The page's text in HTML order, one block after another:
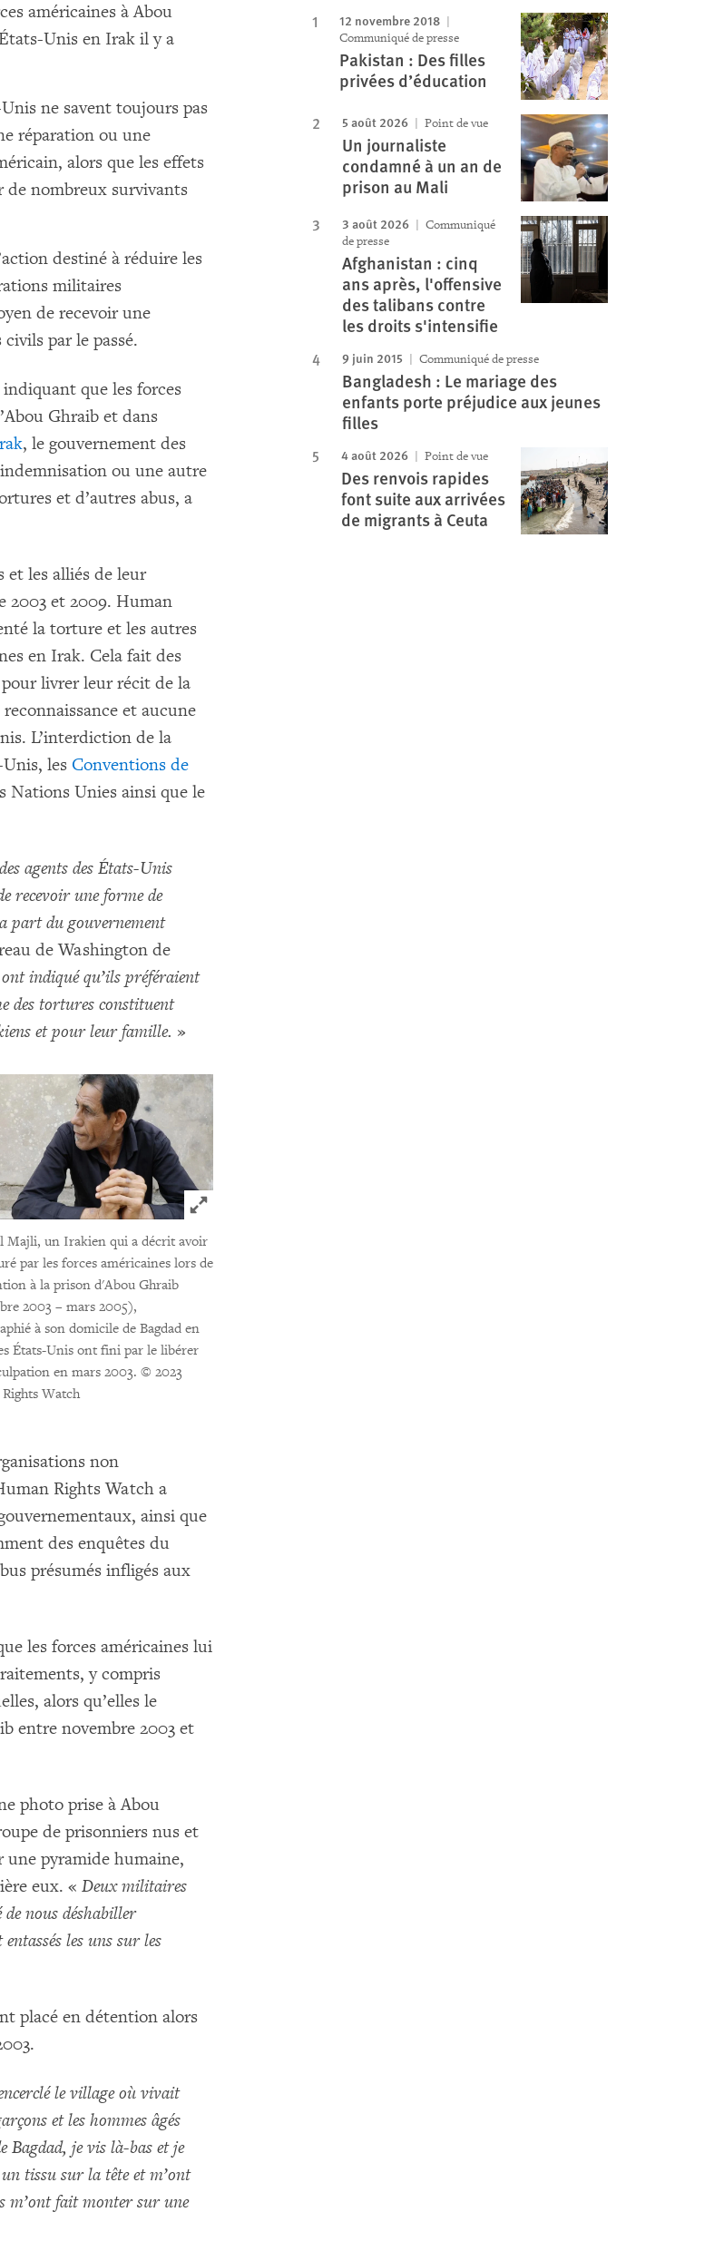
américaines à Abou
Unis en Irak il y a
ne savent toujours pas
réparation ou une
alors que les effets
nombreux survivants
destiné à réduire les
militaires
de recevoir une
par le passé.
indiquant que les forces
Ghraib et dans
, le gouvernement des
ou une autre
et d’autres abus, a
et les alliés de leur
2003 et 2009. Human
la torture et les autres
en Irak. Cela fait des
livrer leur récit de la
et aucune
L’interdiction de la
les Conventions de
Nations Unies ainsi que le
agents des États-Unis
recevoir une forme de
part du gouvernement
de Washington de
indiqué qu’ils préféraient
des tortures constituent
et pour leur famille. »
Click to expand Image
Majli, un Irakien qui a décrit avoir
par les forces américaines lors de
à la prison d'Abou Ghraib
2003 – mars 2005),
à son domicile de Bagdad en
États-Unis ont fini par le libérer
en mars 2003. © 2023
Watch
non
Rights Watch a
ainsi que
des enquêtes du
présumés infligés aux
les forces américaines lui
y compris
alors qu’elles le
entre novembre 2003 et
photo prise à Abou
de prisonniers nus et
une pyramide humaine,
eux. « Deux militaires
nous déshabiller
les uns sur les
placé en détention alors
le village où vivait
et les hommes âgés
Bagdad, je vis là-bas et je
tissu sur la tête et m’ont
m’ont fait monter sur une
12 novembre 2018
Communiqué de presse
Pakistan : Des filles
privées d’éducation
5 août 2026 Point de vue
Un journaliste
condamné à un an de
prison au Mali
3 août 2026
Communiqué
de presse
Afghanistan : cinq
ans après, l'offensive
des talibans contre
les droits s'intensifie
9 juin 2015 Communiqué de presse
Bangladesh : Le mariage des
enfants porte préjudice aux jeunes
filles
4 août 2026 Point de vue
Des renvois rapides
font suite aux arrivées
de migrants à Ceuta